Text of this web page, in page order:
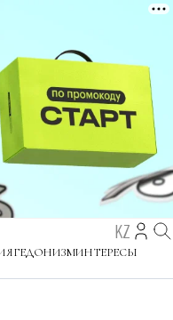
KZ
ГЕДОНИЗМИНТЕРЕСЫ